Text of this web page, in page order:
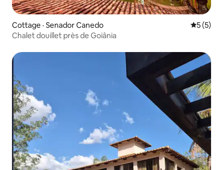
Cottage · Senador Canedo Note
5 (5)
Chalet douillet près de Goiânia